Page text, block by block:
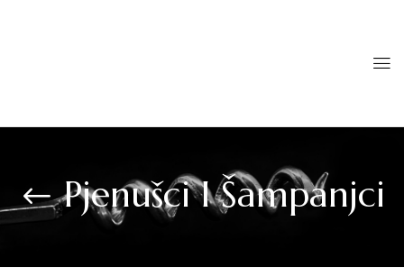
Pjenušci I Šampanjci